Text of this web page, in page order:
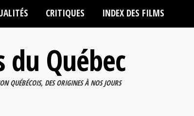
CRITIQUES INDEX DES FILMS
du Québec
QUÉBÉCOIS, DES ORIGINES À NOS JOURS